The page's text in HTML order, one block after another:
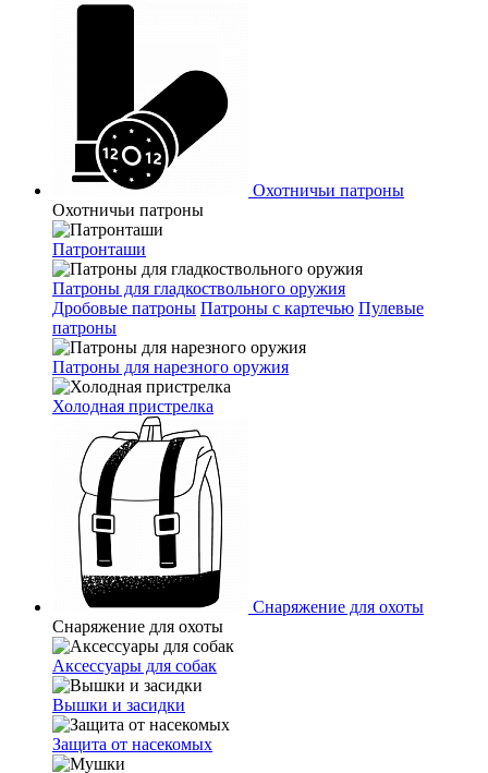
Охотничьи патроны
Охотничьи патроны
Патронташи
Патроны для гладкоствольного оружия
Дробовые патроны Патроны с картечью Пулевые
патроны
Патроны для нарезного оружия
Холодная пристрелка
Снаряжение для охоты
Снаряжение для охоты
Аксессуары для собак
Вышки и засидки
Защита от насекомых